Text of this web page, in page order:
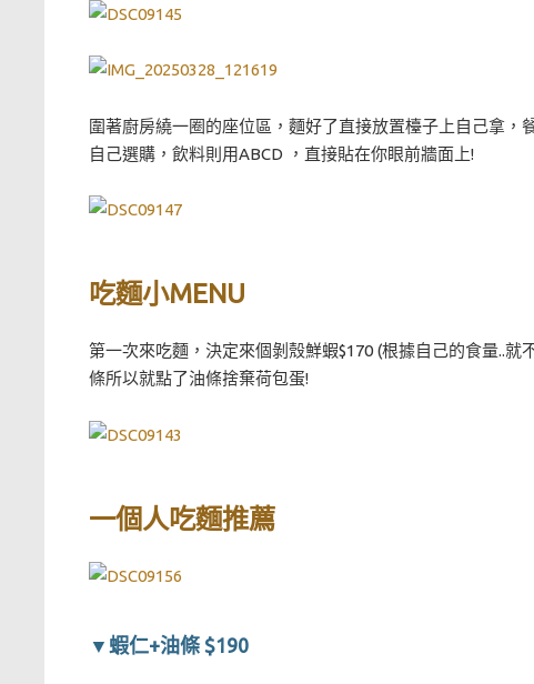
圍著廚房繞一圈的座位區，麵好了直接放置檯子上自己拿
自己選購，飲料則用ABCD ，直接貼在你眼前牆面上!
吃麵小MENU
第一次來吃麵，決定來個剝殼鮮蝦$170 (根據自己的食量..
條所以就點了油條捨棄荷包蛋!
一個人吃麵推薦
▼蝦仁+油條 $190